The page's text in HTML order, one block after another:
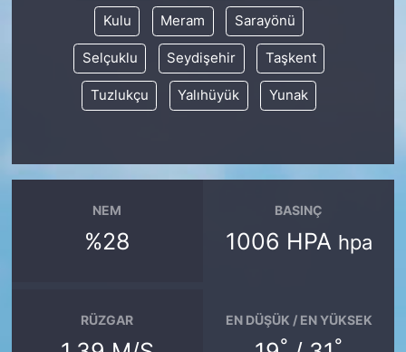
Kulu Meram Sarayönü
Selçuklu Seydişehir Taşkent
Tuzlukçu Yalıhüyük Yunak
NEM
%28
BASINÇ
1006 HPA hpa
RÜZGAR EN DÜŞÜK / EN YÜKSEK
° °